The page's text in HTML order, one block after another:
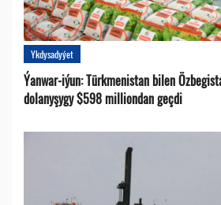
Ykdysadyýet
Ýanwar-iýun: Türkmenistan bilen
dolanyşygy $598 milliondan geçdi